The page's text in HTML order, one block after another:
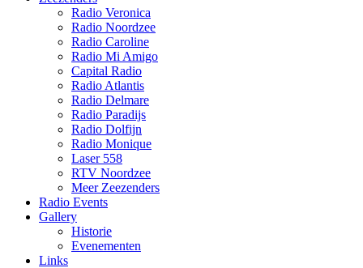
Radio Veronica
Radio Noordzee
Radio Caroline
Radio Mi Amigo
Capital Radio
Radio Atlantis
Radio Delmare
Radio Paradijs
Radio Dolfijn
Radio Monique
Laser 558
RTV Noordzee
Meer Zeezenders
Radio Events
Gallery
Historie
Evenementen
Links